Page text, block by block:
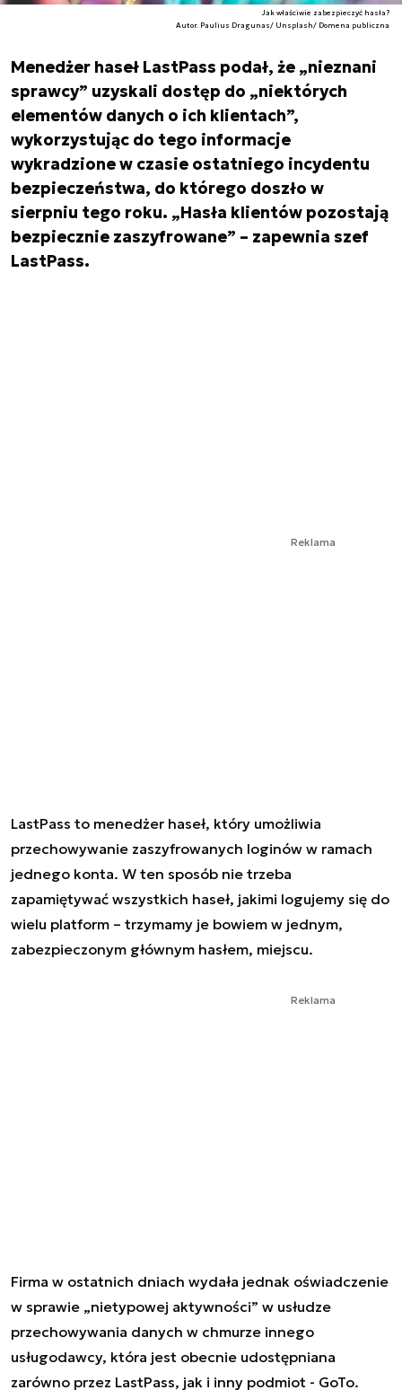
Jak właściwie zabezpieczyć hasła?
Autor. Paulius Dragunas/ Unsplash/ Domena publiczna
Menedżer haseł LastPass podał, że „nieznani
sprawcy” uzyskali dostęp do „niektórych
elementów danych o ich klientach”,
wykorzystując do tego informacje
wykradzione w czasie ostatniego incydentu
bezpieczeństwa, do którego doszło w
sierpniu tego roku. „Hasła klientów pozostają
bezpiecznie zaszyfrowane” – zapewnia szef
LastPass.
Reklama
LastPass to menedżer haseł, który umożliwia
przechowywanie zaszyfrowanych loginów w ramach
jednego konta. W ten sposób nie trzeba
zapamiętywać wszystkich haseł, jakimi logujemy się do
wielu platform – trzymamy je bowiem w jednym,
zabezpieczonym głównym hasłem, miejscu.
Reklama
Firma w ostatnich dniach wydała jednak oświadczenie
w sprawie „nietypowej aktywności” w usłudze
przechowywania danych w chmurze innego
usługodawcy, która jest obecnie udostępniana
zarówno przez LastPass, jak i inny podmiot - GoTo.